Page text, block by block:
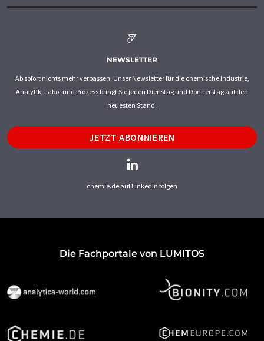
NEWSLETTER
Ab sofort nichts mehr verpassen: Unser Newsletter für die chemische Industrie,
Analytik, Labor und Prozess bringt Sie jeden Dienstag und Donnerstag auf den
neuesten Stand.
JETZT ABONNIEREN
chemie.de auf LinkedIn folgen
Die Fachportale von LUMITOS